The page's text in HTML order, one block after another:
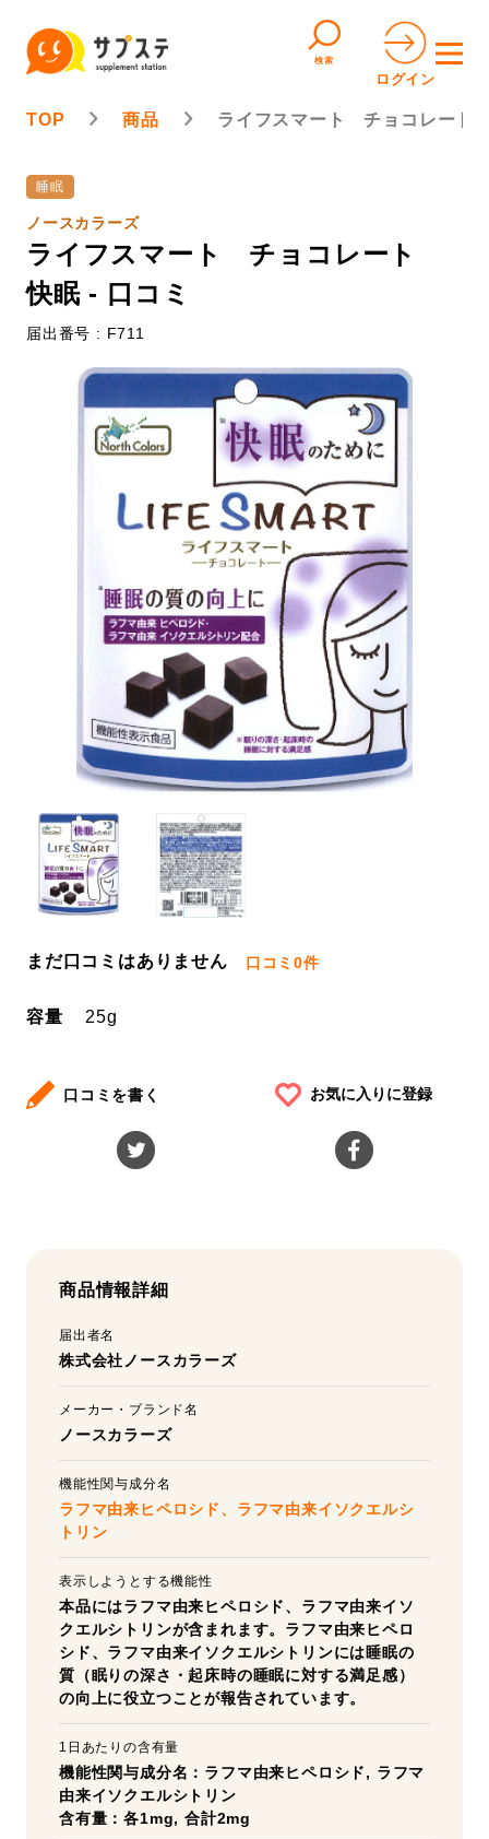
検索
ログイン
TOP 商品 ライフスマート チョコレート
睡眠
ノースカラーズ
ライフスマート チョコレート
快眠 - 口コミ
届出番号 : F711
まだ口コミはありません 口コミ0件
容量 25g
口コミを書く お気に入りに登録
商品情報詳細
届出者名
株式会社ノースカラーズ
メーカー・ブランド名
ノースカラーズ
機能性関与成分名
ラフマ由来ヒペロシド、ラフマ由来イソクエルシ
トリン
表示しようとする機能性
本品にはラフマ由来ヒペロシド、ラフマ由来イソ
クエルシトリンが含まれます。ラフマ由来ヒペロ
シド、ラフマ由来イソクエルシトリンには睡眠の
質（眠りの深さ・起床時の睡眠に対する満足感）
の向上に役立つことが報告されています。
1日あたりの含有量
機能性関与成分名：ラフマ由来ヒペロシド, ラフマ
由来イソクエルシトリン
含有量：各1mg, 合計2mg